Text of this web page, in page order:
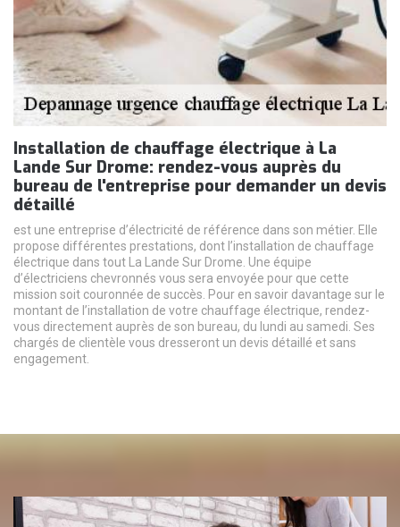
Installation de chauffage électrique à La
Lande Sur Drome: rendez-vous auprès du
bureau de l'entreprise pour demander un devis
détaillé
est une entreprise d’électricité de référence dans son métier. Elle
propose différentes prestations, dont l’installation de chauffage
électrique dans tout La Lande Sur Drome. Une équipe
d’électriciens chevronnés vous sera envoyée pour que cette
mission soit couronnée de succès. Pour en savoir davantage sur le
montant de l’installation de votre chauffage électrique, rendez-
vous directement auprès de son bureau, du lundi au samedi. Ses
chargés de clientèle vous dresseront un devis détaillé et sans
engagement.